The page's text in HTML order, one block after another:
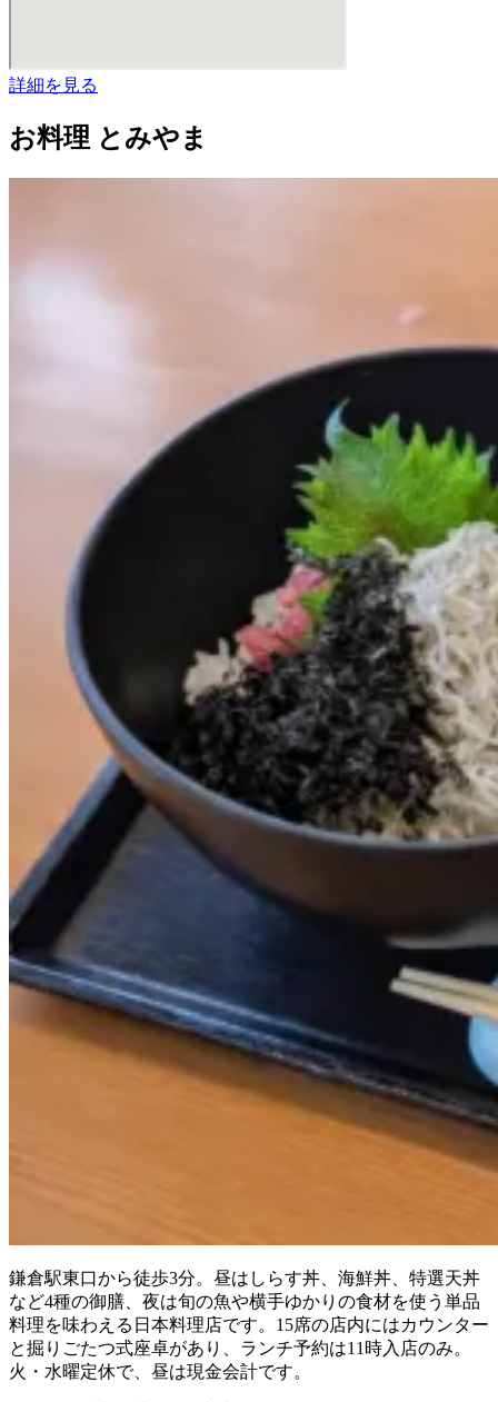
詳細を見る
お料理 とみやま
鎌倉駅東口から徒歩3分。昼はしらす丼、海鮮丼、特選天丼
など4種の御膳、夜は旬の魚や横手ゆかりの食材を使う単品
料理を味わえる日本料理店です。15席の店内にはカウンター
と掘りごたつ式座卓があり、ランチ予約は11時入店のみ。
火・水曜定休で、昼は現金会計です。